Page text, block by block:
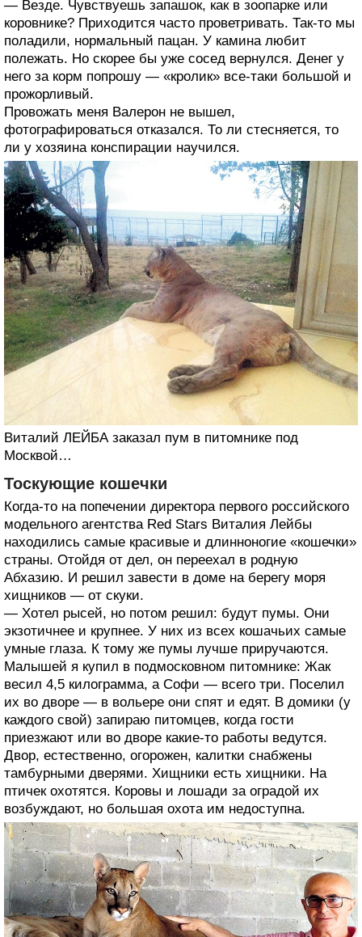
— Везде. Чувствуешь запашок, как в зоопарке или
коровнике? Приходится часто проветривать. Так-то мы
поладили, нормальный пацан. У камина любит
полежать. Но скорее бы уже сосед вернулся. Денег у
него за корм попрошу — «кролик» все-таки большой и
прожорливый.
Провожать меня Валерон не вышел,
фотографироваться отказался. То ли стесняется, то
ли у хозяина конспирации научился.
Виталий ЛЕЙБА заказал пум в питомнике под
Москвой…
Тоскующие кошечки
Когда-то на попечении директора первого российского
модельного агентства Red Stars Виталия Лейбы
находились самые красивые и длинноногие «кошечки»
страны. Отойдя от дел, он переехал в родную
Абхазию. И решил завести в доме на берегу моря
хищников — от скуки.
— Хотел рысей, но потом решил: будут пумы. Они
экзотичнее и крупнее. У них из всех кошачьих самые
умные глаза. К тому же пумы лучше приручаются.
Малышей я купил в подмосковном питомнике: Жак
весил 4,5 килограмма, а Софи — всего три. Поселил
их во дворе — в вольере они спят и едят. В домики (у
каждого свой) запираю питомцев, когда гости
приезжают или во дворе какие-то работы ведутся.
Двор, естественно, огорожен, калитки снабжены
тамбурными дверями. Хищники есть хищники. На
птичек охотятся. Коровы и лошади за оградой их
возбуждают, но большая охота им недоступна.